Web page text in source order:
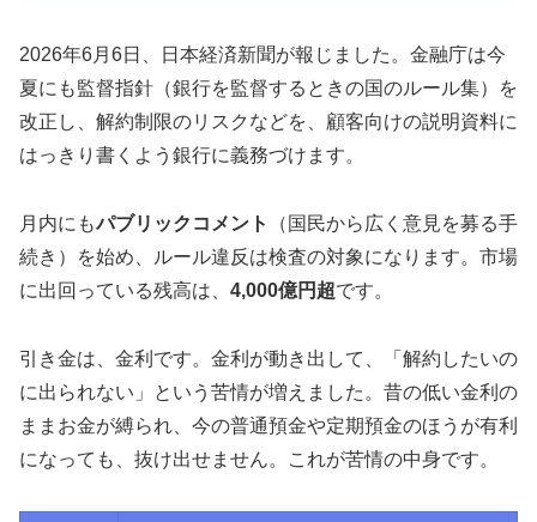
2026年6月6日、日本経済新聞が報じました。金融庁は今
夏にも監督指針（銀行を監督するときの国のルール集）を
改正し、解約制限のリスクなどを、顧客向けの説明資料に
はっきり書くよう銀行に義務づけます。
月内にもパブリックコメント
（国民から広く意見を募る手
続き）を始め、ルール違反は検査の対象になります。市場
に出回っている残高は、 4,000億円超です。
引き金は、金利です。金利が動き出して、「解約したいの
に出られない」という苦情が増えました。昔の低い金利の
ままお金が縛られ、今の普通預金や定期預金のほうが有利
になっても、抜け出せません。これが苦情の中身です。